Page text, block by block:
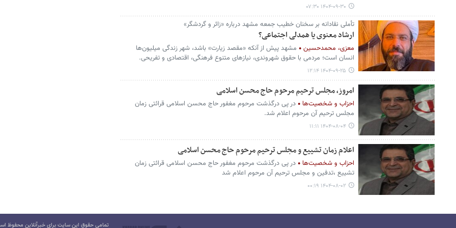
۱۴۰۴-۰۹-۳۰ ۰۷:۳۰
تأملی نقادانه بر سخنان خطیب جمعه مشهد درباره «زائر و گردشگر»
ارشاد معنوی یا همدلی اجتماعی؟
معزی، محمدحسین
مشهد پیش از آنکه «مقصد زیارت» باشد، شهر زندگی میلیون‌ها
انسان است؛ مردمی با حقوق شهروندی، نیازهای متنوع فرهنگی، اقتصادی و تفریحی.
۱۴۰۴-۰۹-۲۵ ۱۲:۱۴
امروز، مجلس ترحیم مرحوم حاج محسن اسلامی
احزاب و شخصیت‌ها
در پی درگذشت مرحوم مغفور حاج محسن اسلامی قرائتی زمان
مجلس ترحیم آن مرحوم اعلام شد.
۱۴۰۴-۰۸-۰۴ ۱۱:۱۱
اعلام زمان تشییع و مجلس ترحیم مرحوم حاج محسن اسلامی
احزاب و شخصیت‌ها
در پی درگذشت مرحوم مغفور حاج محسن اسلامی قرائتی زمان
تشییع ،تدفین و مجلس ترحیم آن مرحوم اعلام شد
۱۴۰۴-۰۸-۰۲ ۰۰:۱۹
تمامی حقوق این سایت برای خبرآنلاین محفوظ